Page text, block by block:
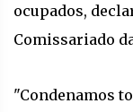
ocupados,
Comissariado
"Condenamos